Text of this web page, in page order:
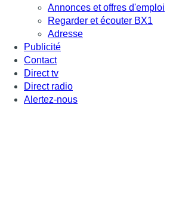
Annonces et offres d'emploi
Regarder et écouter BX1
Adresse
Publicité
Contact
Direct tv
Direct radio
Alertez-nous